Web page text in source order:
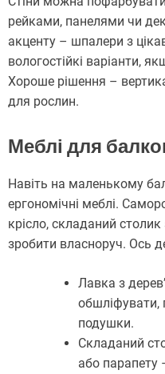
рейками, панелями чи
акценту – шпалери з
вологостійкі варіанти,
Хороше рішення –
для рослин.
Меблі для
Навіть на маленькому
ергономічні меблі.
крісло, складаний
зробити власноруч. Ось
Лавка з
обшліфувати,
подушки.
Складаний
або парапету